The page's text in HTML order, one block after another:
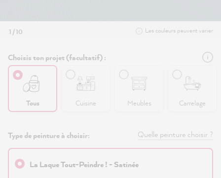
1 / 10 Les couleurs peuvent varier
Choisis ton projet (facultatif) :
Tous Cuisine Meubles Carrelage
Type de peinture à choisir: Quelle peinture choisir ?
La Laque Tout-Peindre ! - Satinée